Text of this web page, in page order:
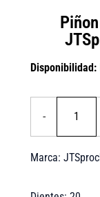
Disponibilidad:
-
Piñon
F800R
-Marca: